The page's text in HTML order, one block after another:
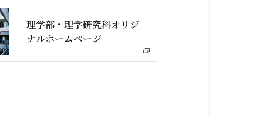
理学部・理学研究科オリジ
ナルホームページ